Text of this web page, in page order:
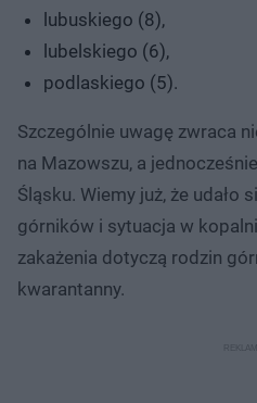
lubuskiego (8),
lubelskiego (6),
podlaskiego (5).
Szczególnie uwagę zwraca
na Mazowszu, a
Śląsku. Wiemy już, że udało
górników i sytuacja w
zakażenia dotyczą rodzin
kwarantanny.